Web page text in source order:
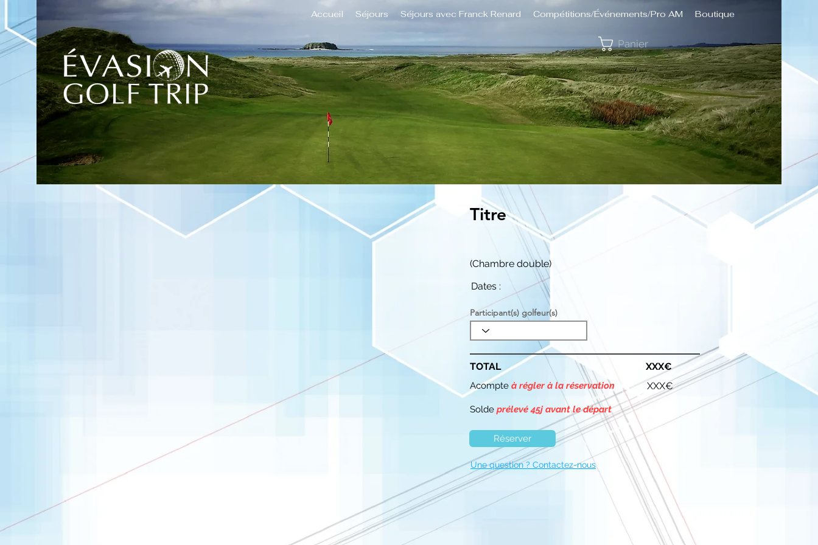
Accueil Séjours Séjours avec Franck Renard Compétitions/Événements/Pro AM Boutique
Panier
Titre
(Chambre double)
Dates :
Participant(s) golfeur(s)
TOTAL XXX€
Acompte à régler à la réservation XXX€
Solde prélevé 45j avant le départ
Réserver
Une question ? Contactez-nous